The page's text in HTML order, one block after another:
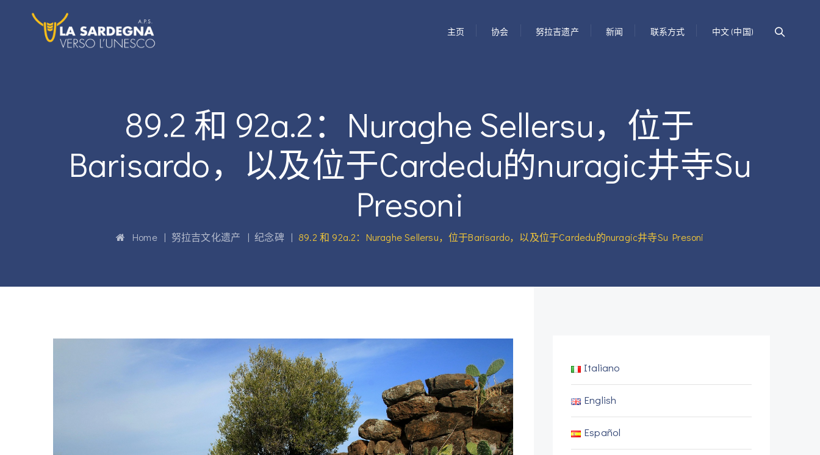
主页 协会 努拉吉遗产 新闻 联系方式 中文 (中国)
89.2 和 92a.2：Nuraghe Sellersu，位于
Barisardo，以及位于Cardedu的nuragic井寺Su
Presoni
Home| 努拉吉文化遗产 |纪念碑| 89.2 和 92a.2：Nuraghe Sellersu，位于Barisardo，以及位于Cardedu的nuragic井寺Su Presoni
Italiano
English
Español